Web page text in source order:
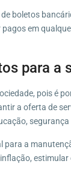
boletos
em
para a
pois é
a oferta de
a